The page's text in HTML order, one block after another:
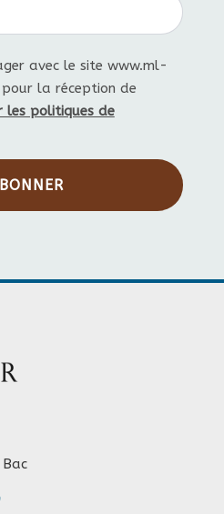
avec le site www.ml-
la réception de
les politiques de